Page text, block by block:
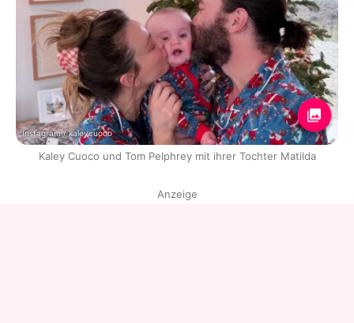
Instagram / kaleycuoco
Kaley Cuoco und Tom Pelphrey mit ihrer Tochter Matilda
Anzeige